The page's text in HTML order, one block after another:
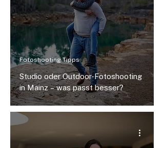
Studio oder Outdoor-Fotoshooting
in Mainz – was passt besser?
Fotoshooting Tipps